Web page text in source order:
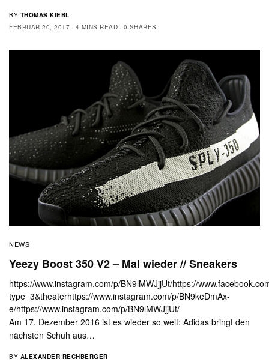
BY THOMAS KIEBL
FEBRUAR 20, 2017
4 MINS READ 0 SHARES
NEWS
Yeezy Boost 350 V2 – Mal wieder // Sneakers
https://www.instagram.com/p/BN9lMWJjjUt/https://
type=3&theaterhttps://www.instagram.com/p/BN9keDmAx-
e/https://www.instagram.com/p/BN9lMWJjjUt/
Am 17. Dezember 2016 ist es wieder so weit: Adidas bringt den
nächsten Schuh aus…
BY ALEXANDER RECHBERGER